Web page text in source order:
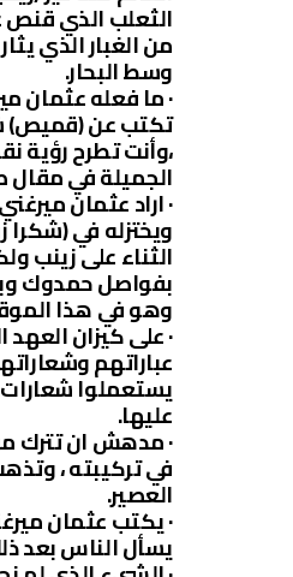
الثعلب الذي
من الغبار الذي
وسط البحار.
· ما فعله عثمان
تكتب عن (قميص)
،وأنت تطرح رؤية
الجميلة في
· اراد عثمان
ويختزله في
الثناء على زينب
بفواصل حمدوك
وهو في هذا
· على كيزان العهد
عباراتهم
يستعملوا شعارات
عليها.
· مدهش ان تترك
في تركيبته ،
العصير.
· يكتب عثمان
يسأل الناس بعد